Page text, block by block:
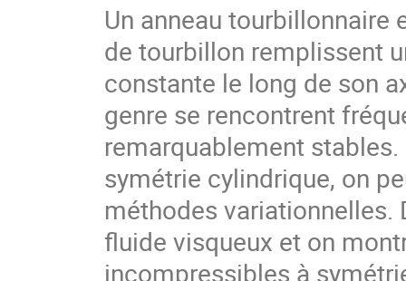
Un anneau
de tourbillon remplissent
constante le long de son
genre se rencontrent
remarquablement
symétrie cylindrique, on
méthodes variationnelles.
fluide visqueux et on
incompressibles à